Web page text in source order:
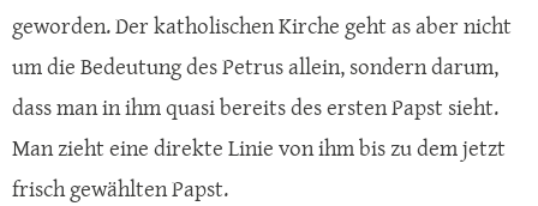
geworden. Der katholischen Kirche geht as aber nicht
um die Bedeutung des Petrus allein, sondern darum,
dass man in ihm quasi bereits des ersten Papst sieht.
Man zieht eine direkte Linie von ihm bis zu dem jetzt
frisch gewählten Papst.